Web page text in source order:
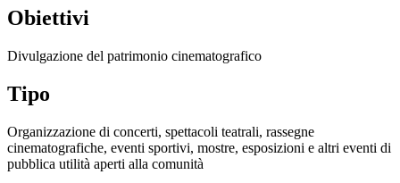
Obiettivi
Divulgazione del patrimonio cinematografico
Tipo
Organizzazione di concerti, spettacoli teatrali, rassegne
cinematografiche, eventi sportivi, mostre, esposizioni e altri eventi di
pubblica utilità aperti alla comunità